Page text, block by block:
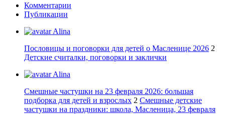
Комментарии
Публикации
Alina
Пословицы и поговорки для детей о Масленице 2026 2
Детские считалки, поговорки и заклички
Alina
Смешные частушки на 23 февраля 2026: большая
подборка для детей и взрослых 2 Смешные детские
частушки на праздники: школа, Масленица, 23 февраля